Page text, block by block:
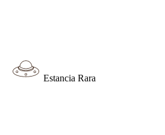
Estancia Rara